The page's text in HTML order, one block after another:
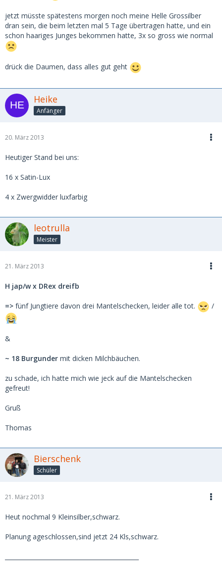
jetzt müsste spätestens morgen noch meine Helle Grossilber
dran sein, die beim letzten mal 5 Tage übertragen hatte, und ein
schon haariges Junges bekommen hatte, 3x so gross wie normal
drück die Daumen, dass alles gut geht
Heike
Anfänger
20. März 2013
Heutiger Stand bei uns:
16 x Satin-Lux
4 x Zwergwidder luxfarbig
leotrulla
Meister
21. März 2013
H jap/w x DRex dreifb
=> fünf Jungtiere davon drei Mantelschecken, leider alle tot. /
&
~ 18 Burgunder mit dicken Milchbäuchen.
zu schade, ich hatte mich wie jeck auf die Mantelschecken
gefreut!
Gruß
Thomas
Bierschenk
Schüler
21. März 2013
Heut nochmal 9 Kleinsilber,schwarz.
Planung ageschlossen,sind jetzt 24 Kls,schwarz.